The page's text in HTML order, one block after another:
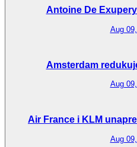
Antoine De
Aug
Amsterdam
Aug
Air France i KLM
Aug